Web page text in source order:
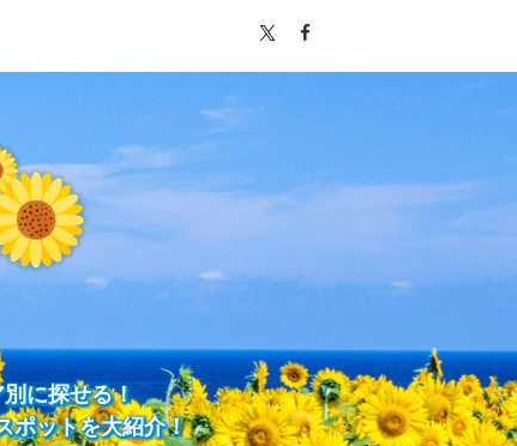
に探せる！
ポットを大紹介！